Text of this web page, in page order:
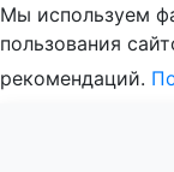
Мы используем
пользования
рекомендаций.